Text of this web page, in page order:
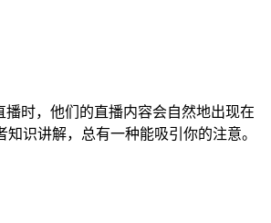
时，他们的直播内容会自然地出现在
识讲解，总有一种能吸引你的注意。